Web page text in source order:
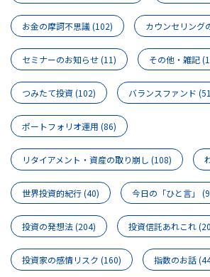
お金の摩訶不思議(102) カウンセリング
セミナーのお知らせ(11) その他・雑記
つみたて投資(102) バランスファンド
ポートフォリオ運用 (86)
リタイアメント・資産の取り崩し (108)
世界投資的紀行(40) 今日の「ひと言」
投資の発想法(204) 投資信託あれこれ
投資家の感情リスク (160) 指数のお話